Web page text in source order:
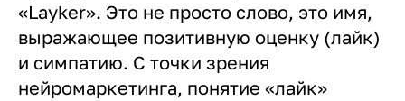
«Layker». Это не просто слово, это имя,
выражающее позитивную оценку (лайк)
и симпатию. С точки зрения
нейромаркетинга, понятие «лайк»